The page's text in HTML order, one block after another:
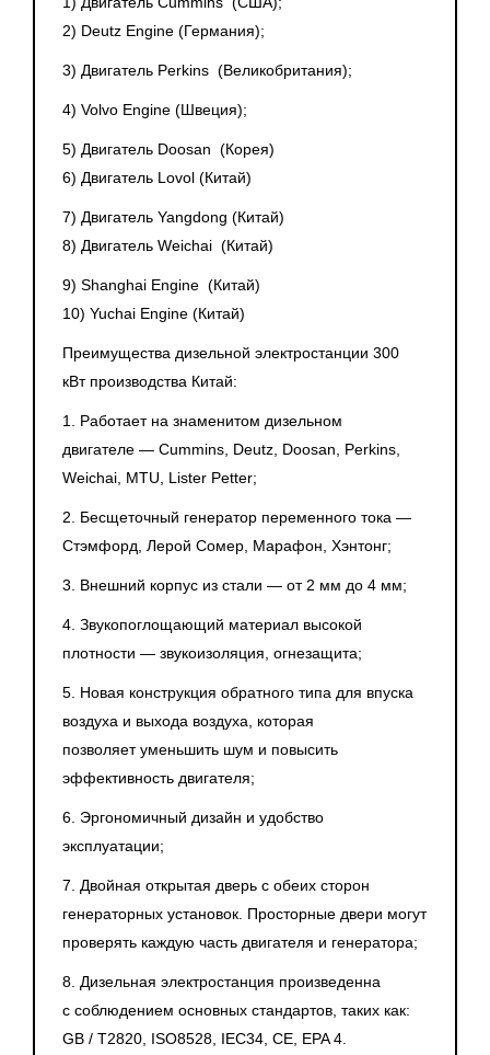
2) Deutz Engine (Германия);
3) Двигатель Perkins (Великобритания);
4) Volvo Engine (Швеция);
5) Двигатель Doosan (Корея)
6) Двигатель Lovol (Китай)
7) Двигатель Yangdong (Китай)
8) Двигатель Weichai (Китай)
9) Shanghai Engine (Китай)
10) Yuchai Engine (Китай)
Преимущества дизельной электростанции 300
кВт производства Китай:
1. Работает на знаменитом дизельном
двигателе — Cummins, Deutz, Doosan, Perkins,
Weichai, MTU, Lister Petter;
2. Бесщеточный генератор переменного тока —
Стэмфорд, Лерой Сомер, Марафон, Хэнтонг;
3. Внешний корпус из стали — от 2 мм до 4 мм;
4. Звукопоглощающий материал высокой
плотности — звукоизоляция, огнезащита;
5. Новая конструкция обратного типа для впуска
воздуха и выхода воздуха, которая
позволяет уменьшить шум и повысить
эффективность двигателя;
6. Эргономичный дизайн и удобство
эксплуатации;
7. Двойная открытая дверь с обеих сторон
генераторных установок. Просторные двери могут
проверять каждую часть двигателя и генератора;
8. Дизельная электростанция произведенна
с соблюдением основных стандартов, таких как:
GB / T2820, ISO8528, IEC34, CE, EPA 4.